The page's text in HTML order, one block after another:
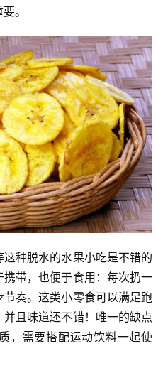
。
种脱水的水果小吃是不错的
带，也便于食用：每次扔一
奏。这类小零食可以满足跑
且味道还不错！唯一的缺点
，需要搭配运动饮料一起使